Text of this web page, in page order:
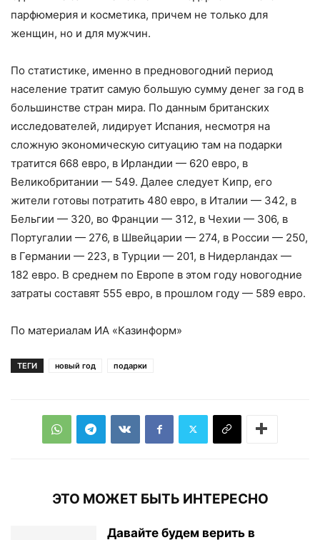
парфюмерия и косметика, причем не только для
женщин, но и для мужчин.
По статистике, именно в предновогодний период
население тратит самую большую сумму денег за год в
большинстве стран мира. По данным британских
исследователей, лидирует Испания, несмотря на
сложную экономическую ситуацию там на подарки
тратится 668 евро, в Ирландии — 620 евро, в
Великобритании — 549. Далее следует Кипр, его
жители готовы потратить 480 евро, в Италии — 342, в
Бельгии — 320, во Франции — 312, в Чехии — 306, в
Португалии — 276, в Швейцарии — 274, в России — 250,
в Германии — 223, в Турции — 201, в Нидерландах —
182 евро. В среднем по Европе в этом году новогодние
затраты составят 555 евро, в прошлом году — 589 евро.
По материалам ИА «Казинформ»
ТЕГИ новый год подарки
ЭТО МОЖЕТ БЫТЬ ИНТЕРЕСНО
Давайте будем верить в